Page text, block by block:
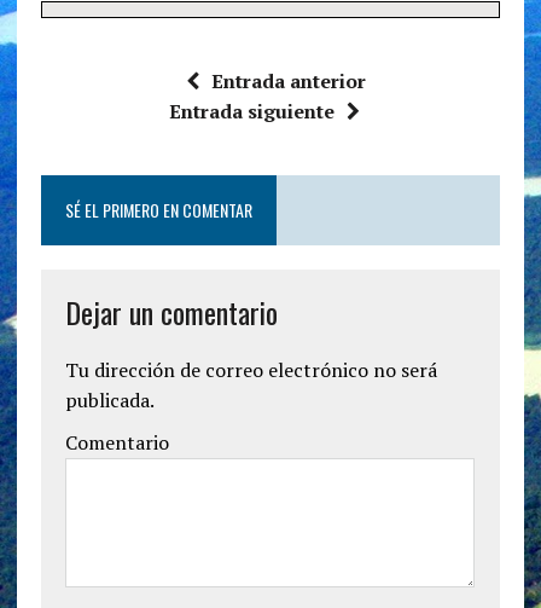
Entrada anterior
Entrada siguiente
SÉ EL PRIMERO EN COMENTAR
Dejar un comentario
Tu dirección de correo electrónico no será
publicada.
Comentario